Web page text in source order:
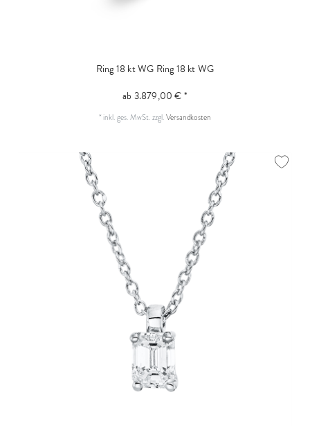
Ring 18 kt WG Ring 18 kt WG
ab 3.879,00 € *
* inkl. ges. MwSt.zzgl.Versandkosten